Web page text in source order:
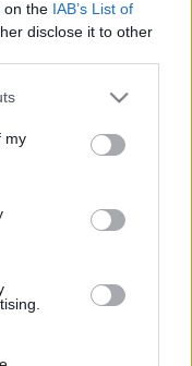
on the IAB’s List of
disclose it to other
or more Google
You may click to
third-party tags to
in below Google
my
5. blokk új
a riasztás